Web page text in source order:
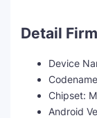
Detail
Device
Chipset:
Android